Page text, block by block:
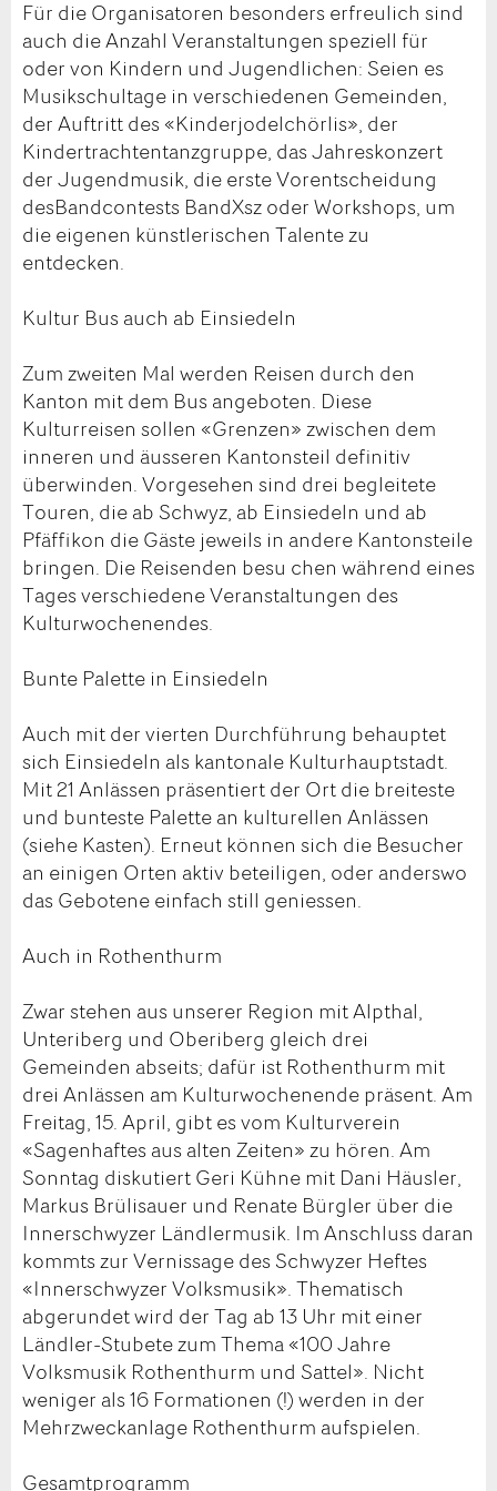
Für die Organisatoren besonders erfreulich sind
auch die Anzahl Veranstaltungen speziell für
oder von Kindern und Jugendlichen: Seien es
Musikschultage in verschiedenen Gemeinden,
der Auftritt des «Kinderjodelchörlis», der
Kindertrachtentanzgruppe, das Jahreskonzert
der Jugendmusik, die erste Vorentscheidung
desBandcontests BandXsz oder Workshops, um
die eigenen künstlerischen Talente zu
entdecken.
Kultur Bus auch ab Einsiedeln
Zum zweiten Mal werden Reisen durch den
Kanton mit dem Bus angeboten. Diese
Kulturreisen sollen «Grenzen» zwischen dem
inneren und äusseren Kantonsteil definitiv
überwinden. Vorgesehen sind drei begleitete
Touren, die ab Schwyz, ab Einsiedeln und ab
Pfäffikon die Gäste jeweils in andere Kantonsteile
bringen. Die Reisenden besu chen während eines
Tages verschiedene Veranstaltungen des
Kulturwochenendes.
Bunte Palette in Einsiedeln
Auch mit der vierten Durchführung behauptet
sich Einsiedeln als kantonale Kulturhauptstadt.
Mit 21 Anlässen präsentiert der Ort die breiteste
und bunteste Palette an kulturellen Anlässen
(siehe Kasten). Erneut können sich die Besucher
an einigen Orten aktiv beteiligen, oder anderswo
das Gebotene einfach still geniessen.
Auch in Rothenthurm
Zwar stehen aus unserer Region mit Alpthal,
Unteriberg und Oberiberg gleich drei
Gemeinden abseits; dafür ist Rothenthurm mit
drei Anlässen am Kulturwochenende präsent. Am
Freitag, 15. April, gibt es vom Kulturverein
«Sagenhaftes aus alten Zeiten» zu hören. Am
Sonntag diskutiert Geri Kühne mit Dani Häusler,
Markus Brülisauer und Renate Bürgler über die
Innerschwyzer Ländlermusik. Im Anschluss daran
kommts zur Vernissage des Schwyzer Heftes
«Innerschwyzer Volksmusik». Thematisch
abgerundet wird der Tag ab 13 Uhr mit einer
Ländler-Stubete zum Thema «100 Jahre
Volksmusik Rothenthurm und Sattel». Nicht
weniger als 16 Formationen (!) werden in der
Mehrzweckanlage Rothenthurm aufspielen.
Gesamtprogramm